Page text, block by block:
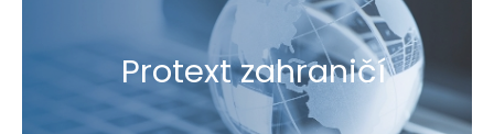
Protext zahraničí